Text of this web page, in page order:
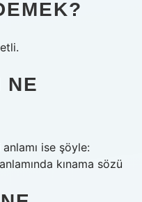
NE
ise şöyle:
kınama sözü